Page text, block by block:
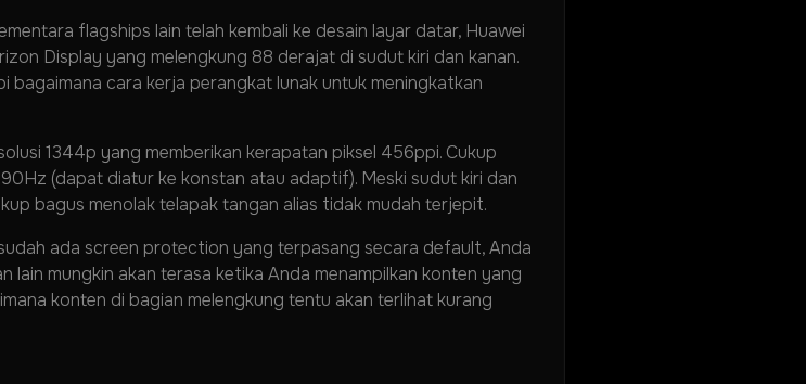
flagships lain telah kembali ke desain layar datar, Huawei
Display yang melengkung 88 derajat di sudut kiri dan kanan.
bagaimana cara kerja perangkat lunak untuk meningkatkan
1344p yang memberikan kerapatan piksel 456ppi. Cukup
(dapat diatur ke konstan atau adaptif). Meski sudut kiri dan
bagus menolak telapak tangan alias tidak mudah terjepit.
ada screen protection yang terpasang secara default, Anda
mungkin akan terasa ketika Anda menampilkan konten yang
konten di bagian melengkung tentu akan terlihat kurang